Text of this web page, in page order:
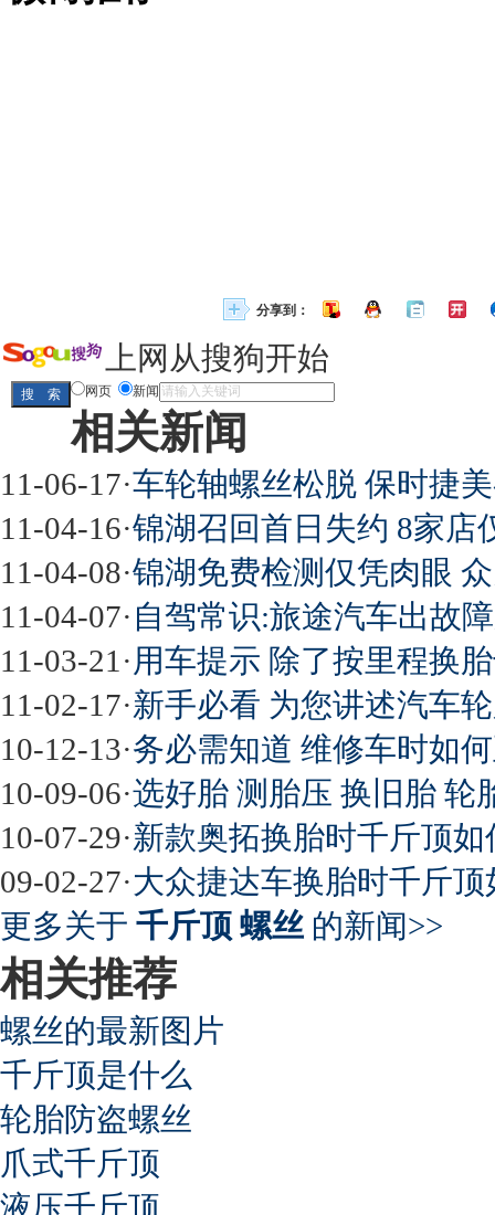
分享到：
上网从搜狗开始
网页 新闻
相关新闻
11-06-17·车轮轴螺丝松脱 保时捷
11-04-16·锦湖召回首日失约 8家店
11-04-08·锦湖免费检测仅凭肉眼
11-04-07· 自驾常识:旅途汽车出故
11-03-21 ·用车提示 除了按里程换
11-02-17·新手必看 为您讲述汽车
10-12-13·务必需知道 维修车时如
10-09-06·选好胎 测胎压 换旧胎 轮
10-07-29·新款奥拓换胎时千斤顶
09-02-27·大众捷达车换胎时千斤
更多关于 千斤顶 螺丝 的新闻>>
相关推荐
螺丝的最新图片
千斤顶是什么
轮胎防盗螺丝
爪式千斤顶
液压千斤顶